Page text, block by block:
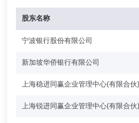
股东名称
宁波银行股份有限公司
新加坡华侨银行有限公司
上海稳进同赢企业管理中心(有限合伙)
上海锐进同赢企业管理中心(有限合伙)